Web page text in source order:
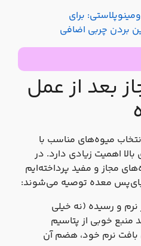
برای
بردن چربی اضافی
بعد از عمل
میوه‌های مناسب با
اهمیت زیادی دارد. در
مجاز و مفید پرداخته‌ایم
بای‌پس معده توصیه می‌شوند:
و رسیده (نه خیلی
خوبی از پتاسیم
بافت نرم خود، هضم آن